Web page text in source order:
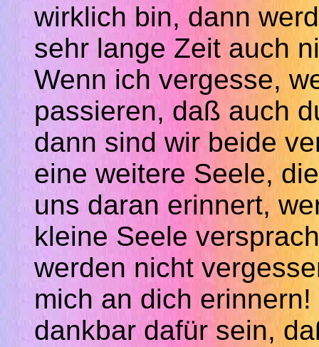
wirklich bin, dann
sehr lange Zeit auch
Wenn ich vergesse,
passieren, daß auch
dann sind wir beide
eine weitere Seele,
uns daran erinnert,
kleine Seele
werden nicht
mich an dich
dankbar dafür sein,